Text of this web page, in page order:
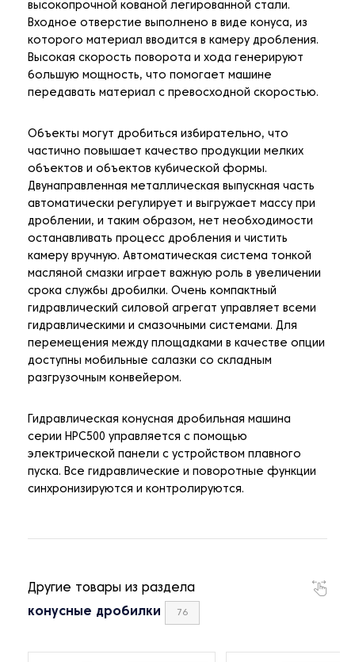
высокопрочной кованой легированной стали.
Входное отверстие выполнено в виде конуса, из
которого материал вводится в камеру дробления.
Высокая скорость поворота и хода генерируют
большую мощность, что помогает машине
передавать материал с превосходной скоростью.
Объекты могут дробиться избирательно, что
частично повышает качество продукции мелких
объектов и объектов кубической формы.
Двунаправленная металлическая выпускная часть
автоматически регулирует и выгружает массу при
дроблении, и таким образом, нет необходимости
останавливать процесс дробления и чистить
камеру вручную. Автоматическая система тонкой
масляной смазки играет важную роль в увеличении
срока службы дробилки. Очень компактный
гидравлический силовой агрегат управляет всеми
гидравлическими и смазочными системами. Для
перемещения между площадками в качестве опции
доступны мобильные салазки со складным
разгрузочным конвейером.
Гидравлическая конусная дробильная машина
серии HPC500 управляется с помощью
электрической панели с устройством плавного
пуска. Все гидравлические и поворотные функции
синхронизируются и контролируются.
Другие товары из раздела
конусные дробилки 76